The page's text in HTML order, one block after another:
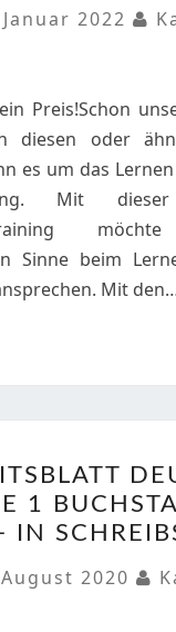
E,
IN
2022
Preis!Schon
diesen oder
es um das
Mit
Sinne beim
Mit
KLASSE
1
1
IN
2020